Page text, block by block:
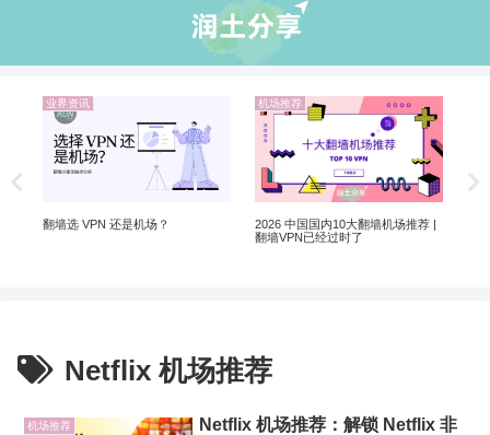
业界资讯
翻墙选 VPN 还是机场？
机场推荐
2026 中国国内10大翻墙机场推荐 |
翻墙VPN已经过时了
Netflix 机场推荐
机场推荐
Netflix 机场推荐：解锁 Netflix 非